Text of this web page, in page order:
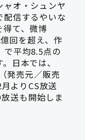
ャオ・シュンヤ
配信するやいな
得て、微博
回を超え、作
で平均8.5点の
日本では、
発売元／販売
よりCS放送
送も開始しま